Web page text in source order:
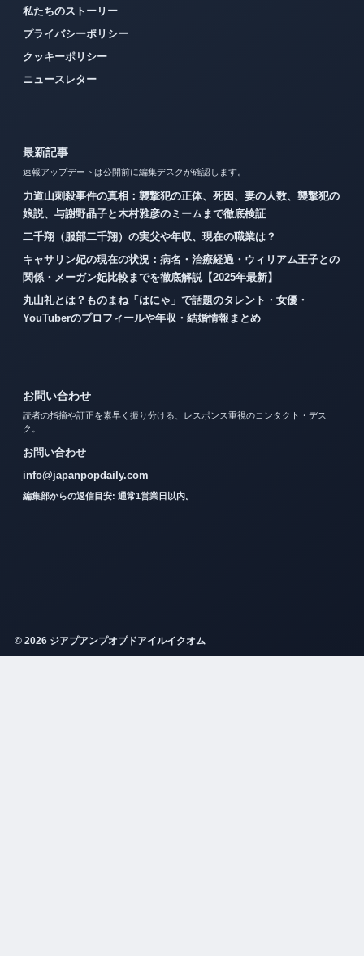
私たちのストーリー
プライバシーポリシー
クッキーポリシー
ニュースレター
最新記事
速報アップデートは公開前に編集デスクが確認します。
力道山刺殺事件の真相：襲撃犯の正体、死因、妻の人数、襲撃犯の
娘説、与謝野晶子と木村雅彦のミームまで徹底検証
二千翔（服部二千翔）の実父や年収、現在の職業は？
キャサリン妃の現在の状況：病名・治療経過・ウィリアム王子との
関係・メーガン妃比較までを徹底解説【2025年最新】
丸山礼とは？ものまね「はにゃ」で話題のタレント・女優・
YouTuberのプロフィールや年収・結婚情報まとめ
お問い合わせ
読者の指摘や訂正を素早く振り分ける、レスポンス重視のコンタクト・デス
ク。
お問い合わせ
info@japanpopdaily.com
編集部からの返信目安: 通常1営業日以内。
© 2026 ジアプアンプオプドアイルイクオム